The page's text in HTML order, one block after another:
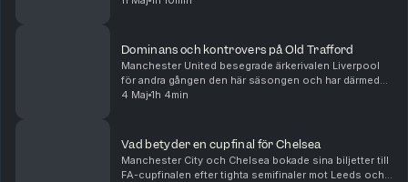
Dominans och kontrovers på Old Trafford
Manchester United besegrade ärkerivalen Liverpool
för andra gången den här säsongen och har därmed
matematiskt säkrat sin medverkan i nästa säsongs
4 Maj 1h 4min
Vad betyder en cupfinal för Chelsea
Manchester City och Chelsea bokade sina biljetter till
FA-cupfinalen efter tighta semifinaler mot Leeds och